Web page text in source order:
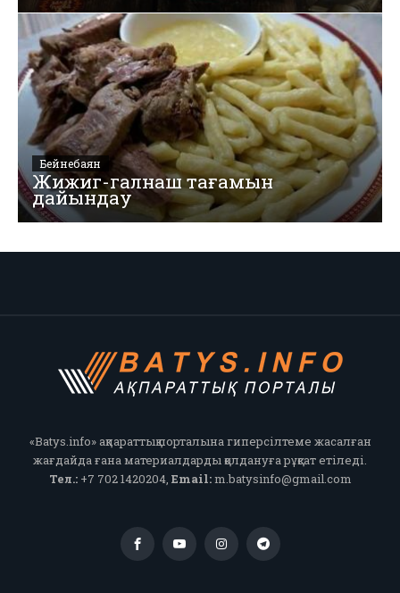
Бейнебаян
Жижиг-галнаш тағамын
дайындау
«Batys.info» ақпараттық порталына гиперсілтеме жасалған
жағдайда ғана материалдарды қолдануға рұқсат етіледі.
Тел.:+7 702 1420204, Email:m.batysinfo@gmail.com